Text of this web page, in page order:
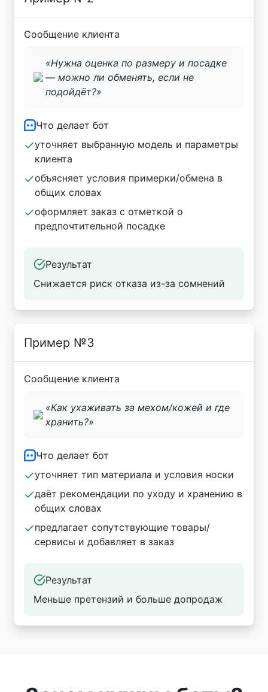
Сообщение клиента
«Нужна оценка по размеру и посадке
— можно ли обменять, если не
подойдёт?»
Что делает бот
уточняет выбранную модель и параметры
клиента
объясняет условия примерки/обмена в
общих словах
оформляет заказ с отметкой о
предпочтительной посадке
Результат
Снижается риск отказа из-за сомнений
Пример №3
Сообщение клиента
«Как ухаживать за мехом/кожей и где
хранить?»
Что делает бот
уточняет тип материала и условия носки
даёт рекомендации по уходу и хранению в
общих словах
предлагает сопутствующие товары/
сервисы и добавляет в заказ
Результат
Меньше претензий и больше допродаж